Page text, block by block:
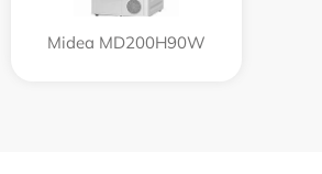
Midea MD200H90W